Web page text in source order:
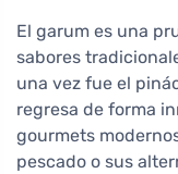
El garum es una
sabores
una vez fue el
regresa de forma
gourmets
pescado o sus